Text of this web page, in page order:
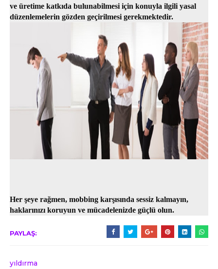
ve üretime katkıda bulunabilmesi için konuyla ilgili yasal
düzenlemelerin gözden geçirilmesi gerekmektedir.
Her şeye rağmen, mobbing karşısında sessiz kalmayın,
haklarınızı koruyun ve mücadelenizde güçlü olun.
PAYLAŞ:
yıldırma